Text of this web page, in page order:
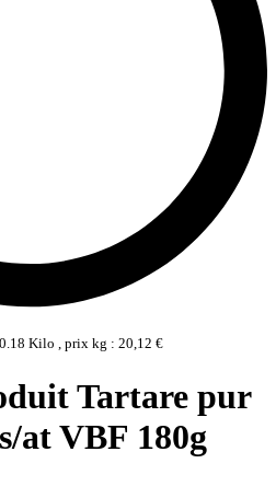
Kilo , prix kg : 20,12 €
Tartare pur
at VBF 180g